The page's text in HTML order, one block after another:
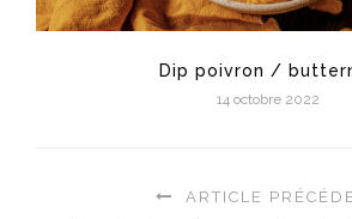
Dip poivron /
14 octobre 2022
ARTICLE